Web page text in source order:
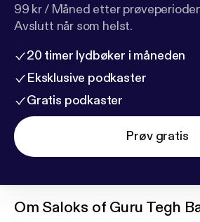
99 kr / Måned etter
Avslutt når som helst.
20 timer lydbøker i måneden
Eksklusive podkaster
Gratis podkaster
Prøv gratis
Om Saloks of Guru Tegh